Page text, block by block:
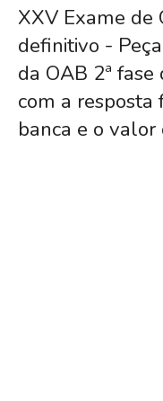
XXV Exame de
definitivo -
da OAB 2ª
com a
banca e o valor